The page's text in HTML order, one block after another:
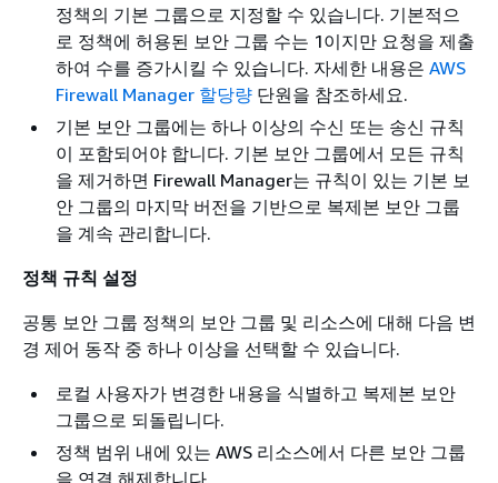
정책의 기본 그룹으로 지정할 수 있습니다. 기본적으
로 정책에 허용된 보안 그룹 수는 1이지만 요청을 제출
하여 수를 증가시킬 수 있습니다. 자세한 내용은 AWS
Firewall Manager 할당량 단원을 참조하세요.
기본 보안 그룹에는 하나 이상의 수신 또는 송신 규칙
이 포함되어야 합니다. 기본 보안 그룹에서 모든 규칙
을 제거하면 Firewall Manager는 규칙이 있는 기본 보
안 그룹의 마지막 버전을 기반으로 복제본 보안 그룹
을 계속 관리합니다.
정책 규칙 설정
공통 보안 그룹 정책의 보안 그룹 및 리소스에 대해 다음 변
경 제어 동작 중 하나 이상을 선택할 수 있습니다.
로컬 사용자가 변경한 내용을 식별하고 복제본 보안
그룹으로 되돌립니다.
정책 범위 내에 있는 AWS 리소스에서 다른 보안 그룹
을 연결 해제합니다.